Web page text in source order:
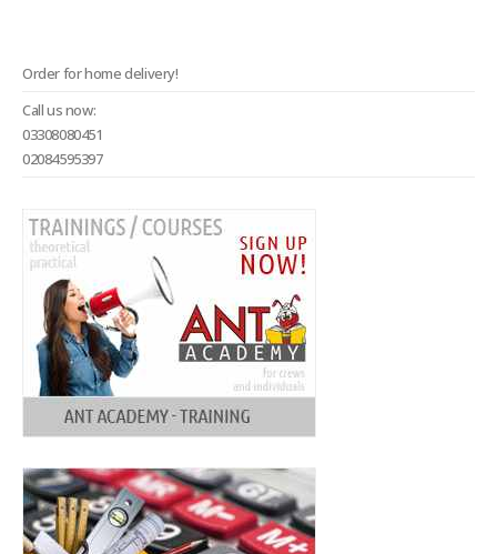
Order for home delivery!
Call us now:
03308080451
02084595397